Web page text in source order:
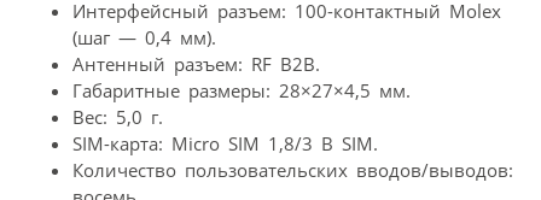
Интерфейсный разъем: 100-контактный Molex
(шаг — 0,4 мм).
Антенный разъем: RF B2B.
Габаритные размеры: 28×27×4,5 мм.
Вес: 5,0 г.
SIM-карта: Micro SIM 1,8/3 В SIM.
Количество пользовательских вводов/выводов: